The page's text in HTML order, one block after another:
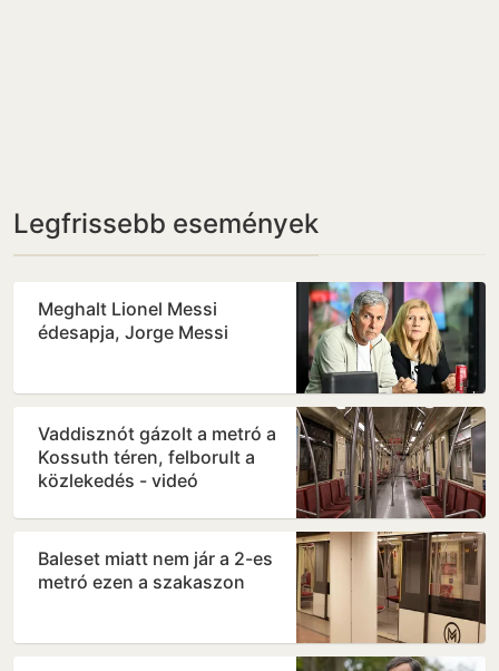
Legfrissebb események
Meghalt Lionel Messi
édesapja, Jorge Messi
Vaddisznót gázolt a metró a
Kossuth téren, felborult a
közlekedés - videó
Baleset miatt nem jár a 2-es
metró ezen a szakaszon